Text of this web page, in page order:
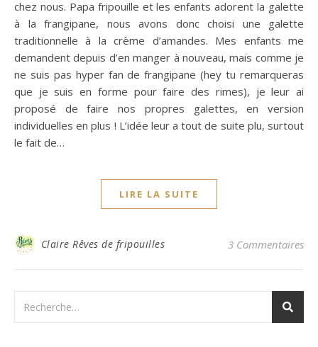
chez nous. Papa fripouille et les enfants adorent la galette
à la frangipane, nous avons donc choisi une galette
traditionnelle à la crème d’amandes. Mes enfants me
demandent depuis d’en manger à nouveau, mais comme je
ne suis pas hyper fan de frangipane (hey tu remarqueras
que je suis en forme pour faire des rimes), je leur ai
proposé de faire nos propres galettes, en version
individuelles en plus ! L’idée leur a tout de suite plu, surtout
le fait de…
LIRE LA SUITE
Claire Rêves de fripouilles 3 Commentaires